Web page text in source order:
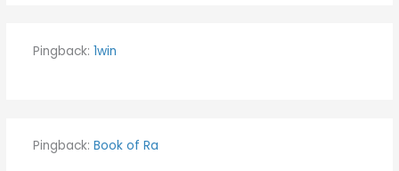
Pingback: 1win
Pingback: Book of Ra